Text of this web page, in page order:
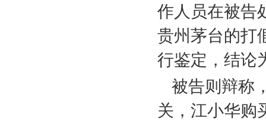
作人员在被告
贵州茅台的打
行鉴定，结论
被告则辩称
关，江小华购